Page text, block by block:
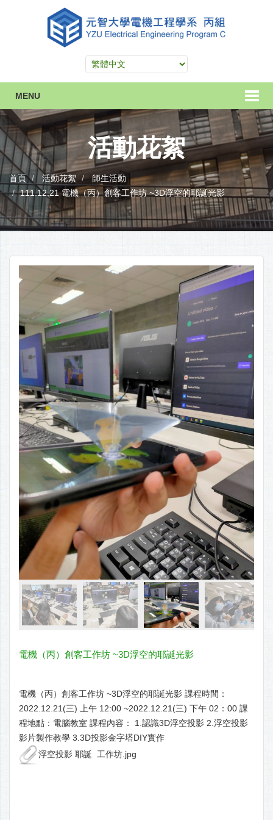
MENU
活動花絮
首頁 活動花絮
師生活動
111.12.21 電機（丙）創客工作坊 ~3D浮空的耶誕光影
電機（丙）創客工作坊 ~3D浮空的耶誕光影
電機（丙）創客工作坊 ~3D浮空的耶誕光影 課程時間：
2022.12.21(三) 上午 12:00 ~2022.12.21(三) 下午 02：00 課
程地點：電腦教室 課程內容： 1.認識3D浮空投影 2.浮空投影
影片製作教學 3.3D投影金字塔DIY實作
浮空投影 耶誕 工作坊.jpg